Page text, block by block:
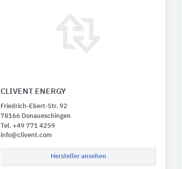
CLIVENT ENERGY
Friedrich-Ebert-Str. 92
78166 Donaueschingen
Tel. +49 771 4259
info@clivent.com
Hersteller ansehen